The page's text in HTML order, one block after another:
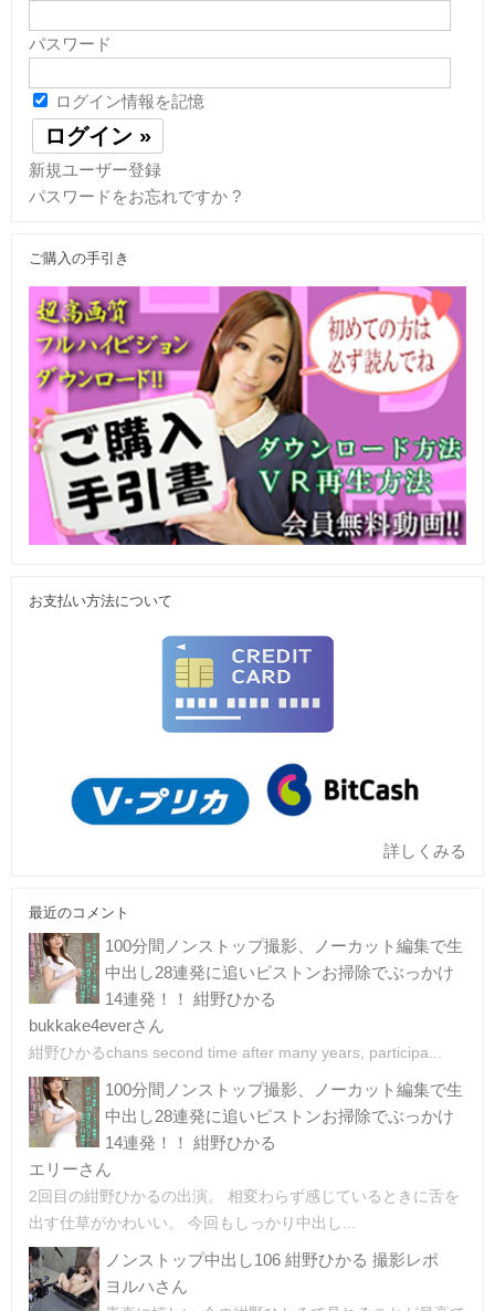
パスワード
ログイン情報を記憶
新規ユーザー登録
パスワードをお忘れですか ?
ご購入の手引き
お支払い方法について
詳しくみる
最近のコメント
100分間ノンストップ撮影、ノーカット編集で生
中出し28連発に追いピストンお掃除でぶっかけ
14連発！！ 紺野ひかる
bukkake4everさん
紺野ひかるchans second time after many years, participa...
100分間ノンストップ撮影、ノーカット編集で生
中出し28連発に追いピストンお掃除でぶっかけ
14連発！！ 紺野ひかる
エリーさん
2回目の紺野ひかるの出演。 相変わらず感じているときに舌を
出す仕草がかわいい。 今回もしっかり中出し...
ノンストップ中出し106 紺野ひかる 撮影レポ
ヨルハさん